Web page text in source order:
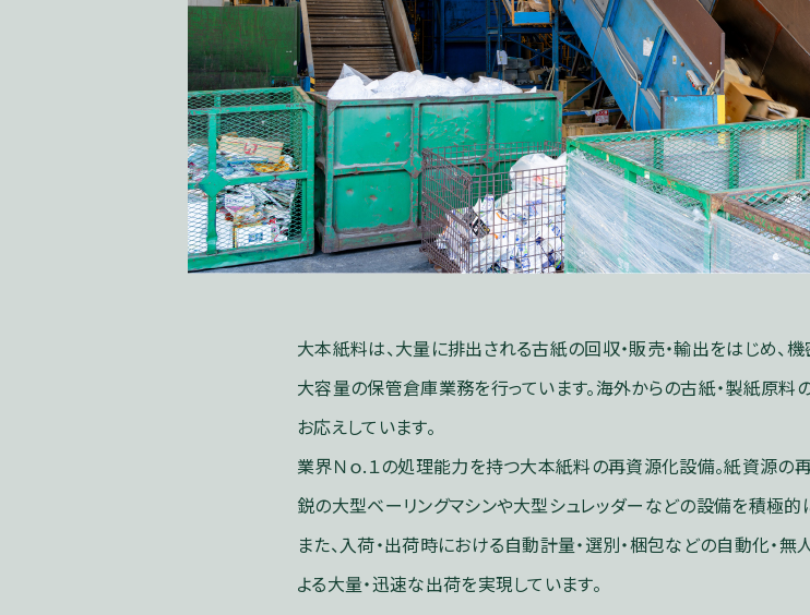
大本紙料は、大量に排出される古紙の回収・販売・輸出をはじめ、
大容量の保管倉庫業務を行っています。海外からの古紙・製紙原
お応えしています。
業界Ｎｏ.１の処理能力を持つ大本紙料の再資源化設備。紙資源の
鋭の大型ベーリングマシンや大型シュレッダーなどの設備を積極的
また、入荷・出荷時における自動計量・選別・梱包などの自動化・
よる大量・迅速な出荷を実現しています。